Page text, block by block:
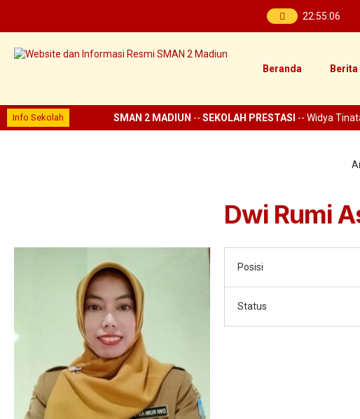
22:55:07
Beranda Berita
Info Sekolah SMAN 2 MADIUN-- SEKOLAH PRESTASI-- Widya Tinata
Dwi Rumi
Posisi
Status